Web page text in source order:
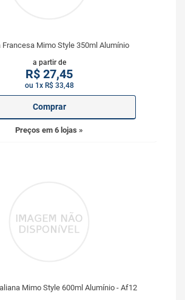
Francesa Mimo Style 350ml Alumínio
a partir de
R$ 27,45
ou 1x R$ 33,48
Comprar
Preços em 6 lojas »
Mimo Style 600ml Alumínio - Af12